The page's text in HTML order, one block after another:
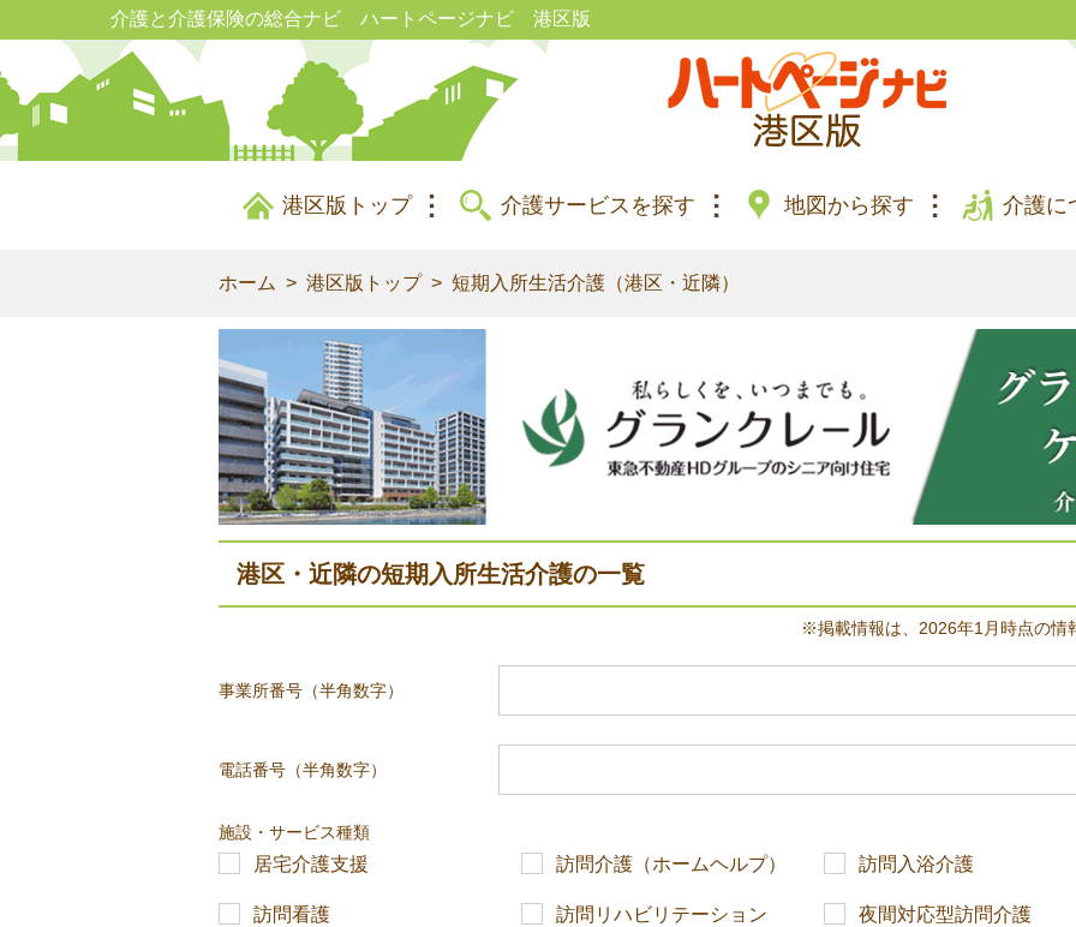
介護と介護保険の総合ナビ ハートページナビ 港区版
港区版トップ 介護サービスを探す 地図から探す 介護に
ホーム 港区版トップ 短期入所生活介護（港区・近隣）
港区・近隣の短期入所生活介護の一覧
※掲載情報は、2026年1月時点の情
事業所番号（半角数字）
電話番号（半角数字）
施設・サービス種類
居宅介護支援 訪問介護（ホームヘルプ） 訪問入浴介護
訪問看護 訪問リハビリテーション 夜間対応型訪問介護